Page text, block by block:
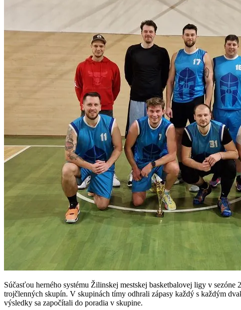
Súčasťou herného systému Žilinskej mestskej basketbalovej ligy v
trojčlenných skupín. V skupinách tímy odhrali zápasy každý s každým
výsledky sa započítali do poradia v skupine.